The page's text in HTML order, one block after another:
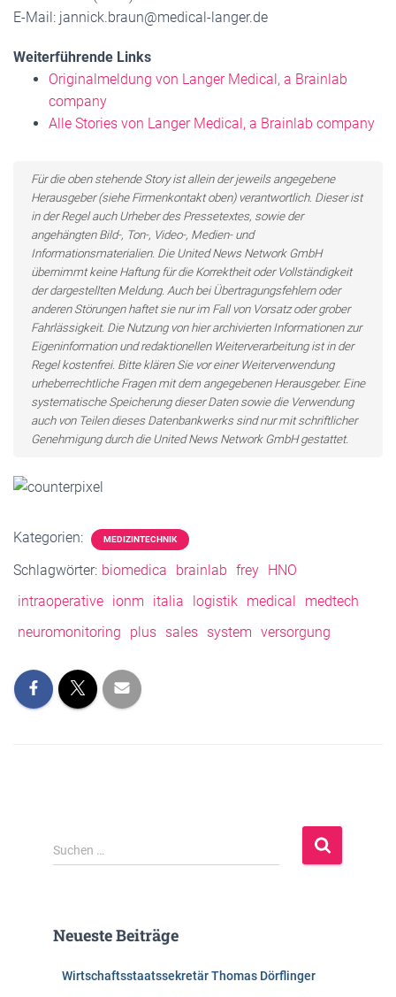
E-Mail: jannick.braun@medical-langer.de
Weiterführende Links
Originalmeldung von Langer Medical, a Brainlab
company
Alle Stories von Langer Medical, a Brainlab company
Für die oben stehende Story ist allein der jeweils angegebene
Herausgeber (siehe Firmenkontakt oben) verantwortlich. Dieser ist
in der Regel auch Urheber des Pressetextes, sowie der
angehängten Bild-, Ton-, Video-, Medien- und
Informationsmaterialien. Die United News Network GmbH
übernimmt keine Haftung für die Korrektheit oder Vollständigkeit
der dargestellten Meldung. Auch bei Übertragungsfehlern oder
anderen Störungen haftet sie nur im Fall von Vorsatz oder grober
Fahrlässigkeit. Die Nutzung von hier archivierten Informationen zur
Eigeninformation und redaktionellen Weiterverarbeitung ist in der
Regel kostenfrei. Bitte klären Sie vor einer Weiterverwendung
urheberrechtliche Fragen mit dem angegebenen Herausgeber. Eine
systematische Speicherung dieser Daten sowie die Verwendung
auch von Teilen dieses Datenbankwerks sind nur mit schriftlicher
Genehmigung durch die United News Network GmbH gestattet.
Kategorien: MEDIZINTECHNIK
Schlagwörter: biomedica brainlab frey
HNO
intraoperative ionm italia logistik medical
medtech
neuromonitoring
plus sales system versorgung
S
u
n
Suchen …
Neueste Beiträge
Wirtschaftsstaatssekretär Thomas Dörflinger